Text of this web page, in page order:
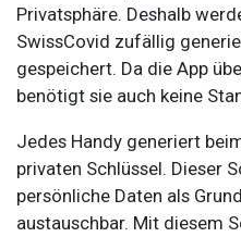
Privatsphäre. Deshalb
SwissCovid zufällig
gespeichert. Da die App
benötigt sie auch keine
Jedes Handy generiert
privaten Schlüssel. Dieser
persönliche Daten als
austauschbar. Mit diesem